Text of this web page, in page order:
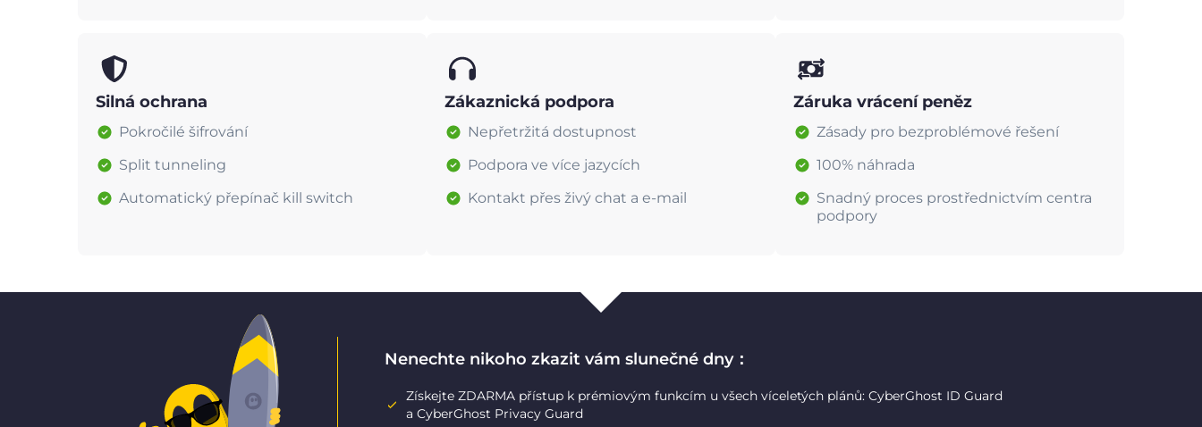
Silná ochrana
Pokročilé šifrování
Split tunneling
Automatický přepínač kill switch
Zákaznická podpora
Nepřetržitá dostupnost
Podpora ve více jazycích
Kontakt přes živý chat a e-mail
Záruka vrácení peněz
Zásady pro bezproblémové řešení
100% náhrada
Snadný proces prostřednictvím centra
podpory
Nenechte nikoho zkazit vám slunečné dny：
Získejte ZDARMA přístup k prémiovým funkcím u všech víceletých plánů: CyberGhost ID Guard
a CyberGhost Privacy Guard